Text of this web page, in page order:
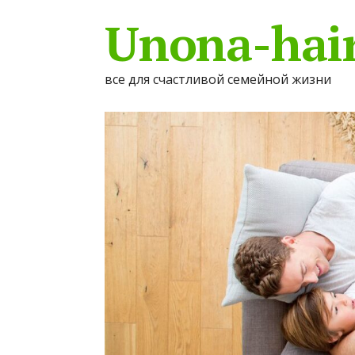
Unona-
все для счастливой семейной жизни